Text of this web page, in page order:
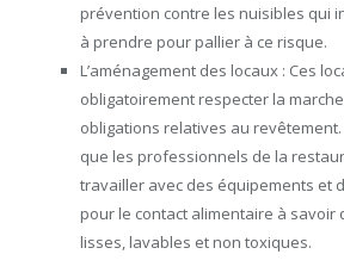
prévention contre les nuisibles qui
à prendre pour pallier à ce risque.
L’aménagement des locaux : Ces
obligatoirement respecter la
obligations relatives au
que les professionnels de la
travailler avec des équipements et
pour le contact alimentaire à savoir
lisses, lavables et non toxiques.